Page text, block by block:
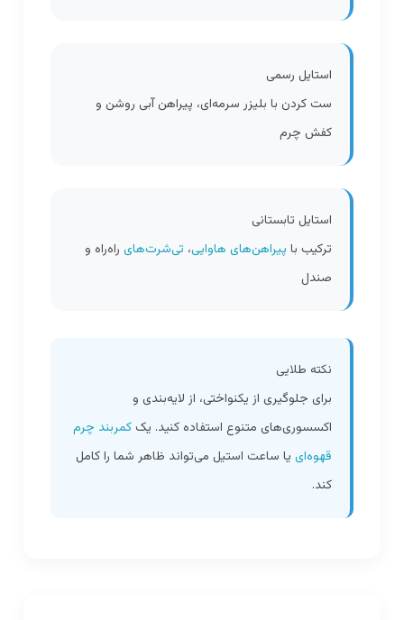
استایل رسمی
ست کردن با بلیزر سرمه‌ای، پیراهن آبی روشن و
کفش چرم
استایل تابستانی
ترکیب با پیراهن‌های هاوایی، تی‌شرت‌های راه‌راه و
صندل
نکته طلایی
برای جلوگیری از یکنواختی، از لایه‌بندی و
اکسسوری‌های متنوع استفاده کنید. یککمربند چرم
قهوه‌ای یا ساعت استیل می‌تواند ظاهر شما را کامل
کند.